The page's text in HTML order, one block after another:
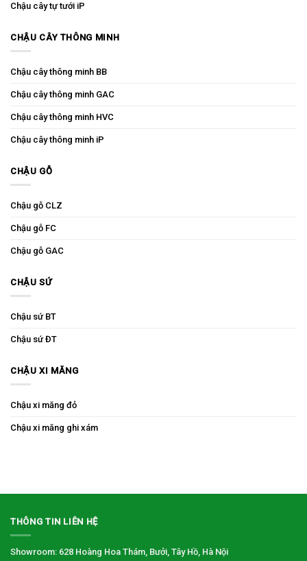
Chậu cây tự tưới iP
CHẬU CÂY THÔNG MINH
Chậu cây thông minh BB
Chậu cây thông minh GAC
Chậu cây thông minh HVC
Chậu cây thông minh iP
CHẬU GỖ
Chậu gỗ CLZ
Chậu gỗ FC
Chậu gỗ GAC
CHẬU SỨ
Chậu sứ BT
Chậu sứ ĐT
CHẬU XI MĂNG
Chậu xi măng đỏ
Chậu xi măng ghi xám
THÔNG TIN LIÊN HỆ
Showroom: 628 Hoàng Hoa Thám, Bưởi, Tây Hồ, Hà Nội